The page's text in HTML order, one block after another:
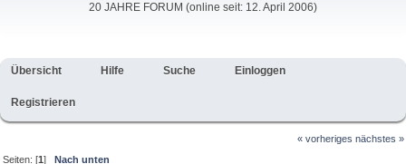
20 JAHRE FORUM (online seit: 12. April 2006)
Übersicht Hilfe Suche Einloggen
Registrieren
« vorheriges nächstes »
Seiten: [1]Nach unten